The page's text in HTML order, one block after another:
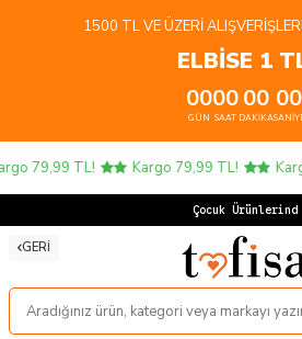
1500 TL VE ÜZERI
ELBİSE 1
00
GÜN
00
SAAT
00
DAKIKA
00
79,99 TL! Kargo 79,99 TL!
Çocuk Ürünlerinde 4
GERI